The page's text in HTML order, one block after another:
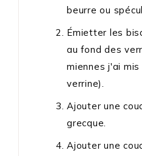
beurre ou
Émietter les
au fond des
miennes j'ai
verrine).
Ajouter une
grecque.
Ajouter une